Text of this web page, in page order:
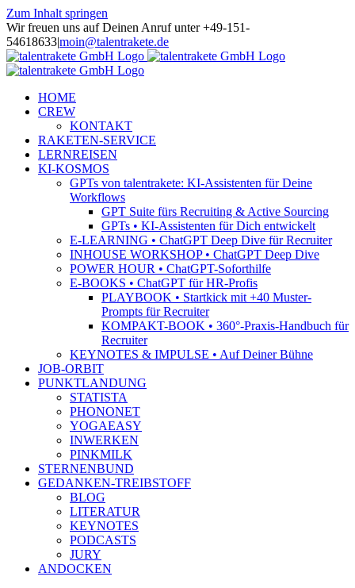
Zum Inhalt springen
Wir freuen uns auf Deinen Anruf unter +49-151-
54618633|moin@talentrakete.de
HOME
CREW
KONTAKT
RAKETEN-SERVICE
LERNREISEN
KI-KOSMOS
GPTs von talentrakete: KI-Assistenten für Deine
Workflows
GPT Suite fürs Recruiting & Active Sourcing
GPTs • KI-Assistenten für Dich entwickelt
E-LEARNING • ChatGPT Deep Dive für Recruiter
INHOUSE WORKSHOP • ChatGPT Deep Dive
POWER HOUR • ChatGPT-Soforthilfe
E-BOOKS • ChatGPT für HR-Profis
PLAYBOOK • Startkick mit +40 Muster-
Prompts für Recruiter
KOMPAKT-BOOK • 360°-Praxis-Handbuch für
Recruiter
KEYNOTES & IMPULSE • Auf Deiner Bühne
JOB-ORBIT
PUNKTLANDUNG
STATISTA
PHONONET
YOGAEASY
INWERKEN
PINKMILK
STERNENBUND
GEDANKEN-TREIBSTOFF
BLOG
LITERATUR
KEYNOTES
PODCASTS
JURY
ANDOCKEN